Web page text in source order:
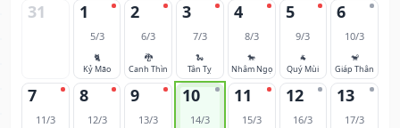
31 1
5/3
🐈
Kỷ Mão
2
6/3
🐉
Canh Thìn
3
7/3
🐍
Tân Tỵ
4
8/3
🐎
Nhâm Ngọ
5
9/3
🐐
Quý Mùi
6
10/3
🐒
Giáp Thân
7
11/3
8
12/3
9
13/3
10
14/3
11
15/3
12
16/3
13
17/3